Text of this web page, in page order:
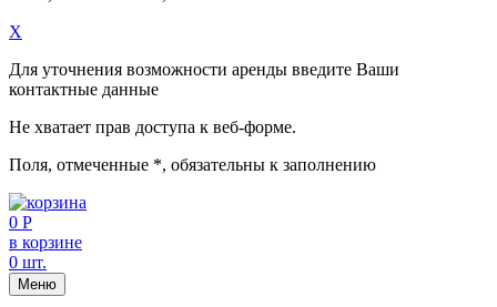
X
Для уточнения возможности аренды введите Ваши
контактные данные
Не хватает прав доступа к веб-форме.
Поля, отмеченные *, обязательны к заполнению
0 Р
в корзине
0 шт.
Меню